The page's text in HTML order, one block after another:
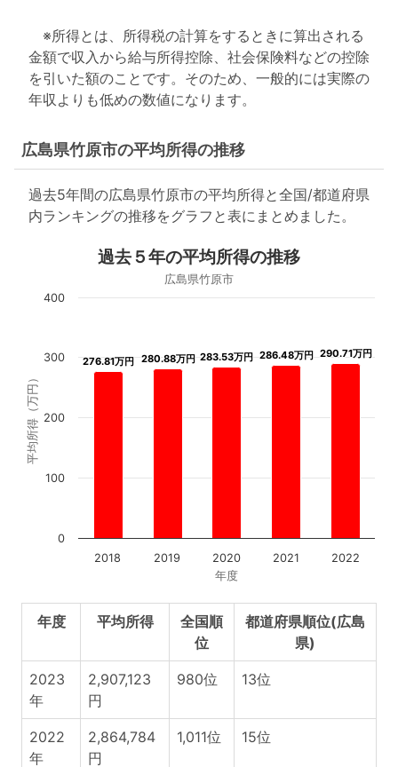
※所得とは、所得税の計算をするときに算出される
金額で収入から給与所得控除、社会保険料などの控除
を引いた額のことです。そのため、一般的には実際の
年収よりも低めの数値になります。
広島県竹原市の平均所得の推移
過去5年間の広島県竹原市の平均所得と全国/都道府県
内ランキングの推移をグラフと表にまとめました。
年度
平均所得（万円）
過去５年の平均所得の推移
広島県竹原市
276.81万円
276.81万円 280.88万円
280.88万円 283.53万円
283.53万円 286.48万円
286.48万円 290.71万円
290.71万円
2018 2019 2020 2021 2022
0
100
200
300
400
年度 平均所得
全国順
位
都道府県順位(広島
県)
2023
年
2,907,123
円
980位 13位
2022
年
2,864,784
円
1,011位 15位